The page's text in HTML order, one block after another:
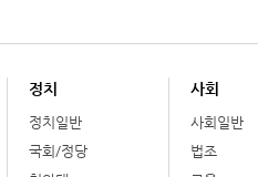
정치
정치일반
국회/정당
사회
사회일반
법조